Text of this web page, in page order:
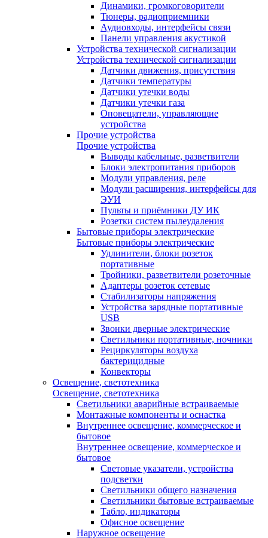
Динамики, громкоговорители
Тюнеры, радиоприемники
Аудиовходы, интерфейсы связи
Панели управления акустикой
Устройства технической сигнализации
Устройства технической сигнализации
Датчики движения, присутствия
Датчики температуры
Датчики утечки воды
Датчики утечки газа
Оповещатели, управляющие
устройства
Прочие устройства
Прочие устройства
Выводы кабельные, разветвители
Блоки электропитания приборов
Модули управления, реле
Модули расширения, интерфейсы для
ЭУИ
Пульты и приёмники ДУ ИК
Розетки систем пылеудаления
Бытовые приборы электрические
Бытовые приборы электрические
Удлинители, блоки розеток
портативные
Тройники, разветвители розеточные
Адаптеры розеток сетевые
Стабилизаторы напряжения
Устройства зарядные портативные
USB
Звонки дверные электрические
Светильники портативные, ночники
Рециркуляторы воздуха
бактерицидные
Конвекторы
Освещение, светотехника
Освещение, светотехника
Светильники аварийные встраиваемые
Монтажные компоненты и оснастка
Внутреннее освещение, коммерческое и
бытовое
Внутреннее освещение, коммерческое и
бытовое
Световые указатели, устройства
подсветки
Светильники общего назначения
Светильники бытовые встраиваемые
Табло, индикаторы
Офисное освещение
Наружное освещение